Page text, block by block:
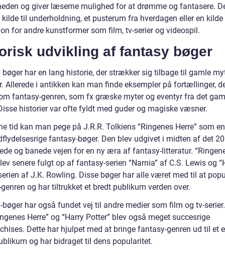
og giver læserne mulighed for at drømme og fantasere.
til underholdning, et pusterum fra hverdagen eller en
for andre kunstformer som film, tv-serier og videospil.
udvikling af fantasy bøger
bøger har en lang historie, der strækker sig tilbage til gamle
Allerede i antikken kan man finde eksempler på fortællinger,
fantasy-genren, som fx græske myter og eventyr fra det
historier var ofte fyldt med guder og magiske væsner.
tid kan man pege på J.R.R. Tolkiens “Ringenes Herre” som
fantasy-bøger. Den blev udgivet i midten af det
og banede vejen for en ny æra af fantasy-litteratur.
senere fulgt op af fantasy-serien “Narnia” af C.S. Lewis og
af J.K. Rowling. Disse bøger har alle været med til at
og har tiltrukket et bredt publikum verden over.
bøger har også fundet vej til andre medier som film og tv-
Herre” og “Harry Potter” blev også meget succesrige
Dette har hjulpet med at bringe fantasy-genren ud til et
og har bidraget til dens popularitet.